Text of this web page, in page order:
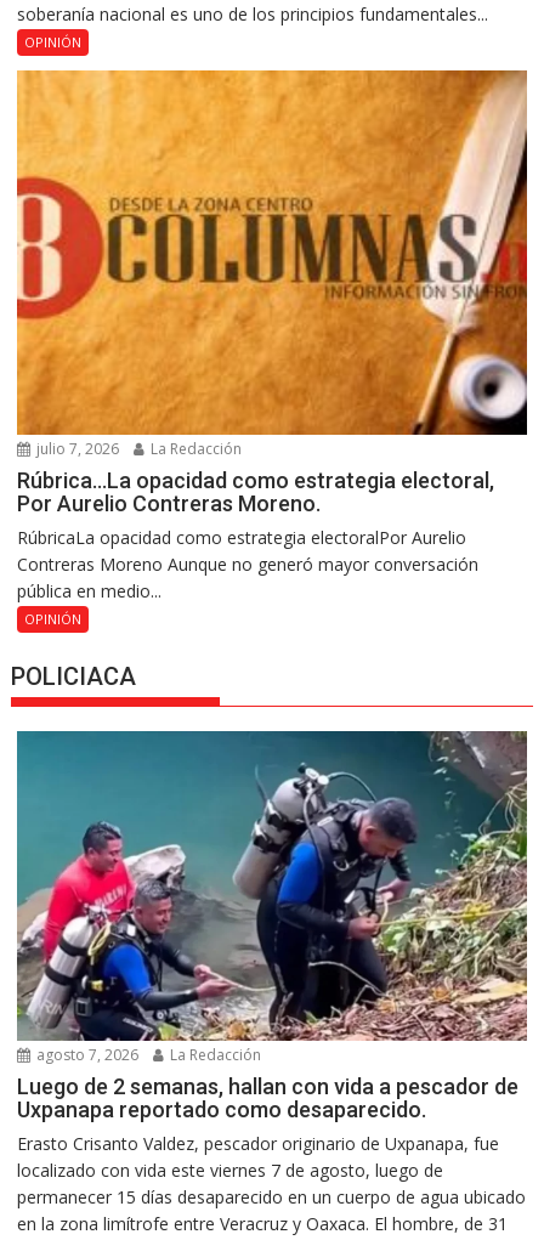
soberanía nacional es uno de los principios fundamentales...
OPINIÓN
julio 7, 2026 La Redacción
Rúbrica…La opacidad como estrategia electoral,
Por Aurelio Contreras Moreno.
RúbricaLa opacidad como estrategia electoralPor Aurelio
Contreras Moreno Aunque no generó mayor conversación
pública en medio...
OPINIÓN
POLICIACA
agosto 7, 2026 La Redacción
Luego de 2 semanas, hallan con vida a pescador de
Uxpanapa reportado como desaparecido.
Erasto Crisanto Valdez, pescador originario de Uxpanapa, fue
localizado con vida este viernes 7 de agosto, luego de
permanecer 15 días desaparecido en un cuerpo de agua ubicado
en la zona limítrofe entre Veracruz y Oaxaca. El hombre, de 31